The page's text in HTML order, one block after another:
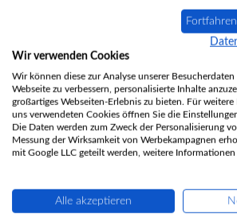
Produktgalerie überspringen
Ähnliche Artikel
Wir verwenden Cookies
Wir können diese zur Analyse unserer
Webseite zu verbessern, personalisierte Inhalte
großartiges Webseiten-Erlebnis zu bieten. Für
uns verwendeten Cookies öffnen Sie die
Die Daten werden zum Zweck der Personalisierung
Messung der Wirksamkeit von Werbekampagnen
mit Google LLC geteilt werden, weitere
Alle akzeptieren